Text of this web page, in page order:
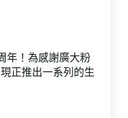
年！為感謝廣大粉
正推出一系列的生